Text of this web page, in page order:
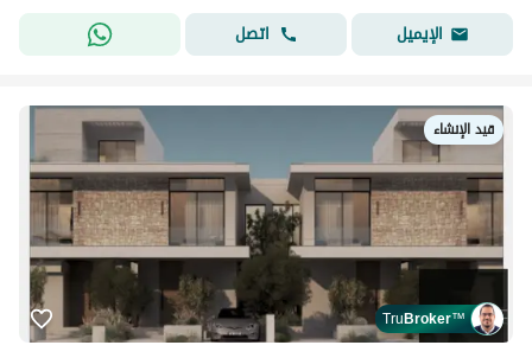
الإيميل
اتصل
قيد الإنشاء
TruBroker™